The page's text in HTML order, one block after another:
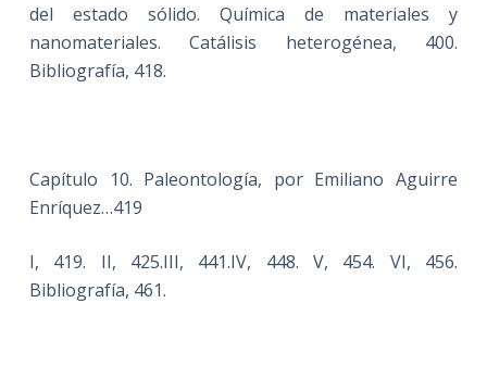
del estado sólido. Química de materiales y
nanomateriales. Catálisis heterogénea, 400.
Bibliografía, 418.
Capítulo 10. Paleontología, por Emiliano Aguirre
Enríquez…419
I, 419. II, 425.III, 441.IV, 448. V, 454. VI, 456.
Bibliografía, 461.